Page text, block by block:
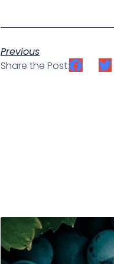
Previous
Share the Post: